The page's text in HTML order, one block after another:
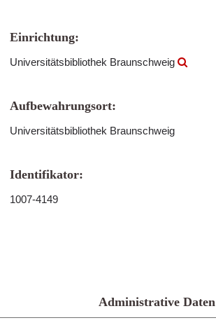
Einrichtung:
Universitätsbibliothek Braunschweig
Aufbewahrungsort:
Universitätsbibliothek Braunschweig
Identifikator:
1007-4149
Administrative Daten